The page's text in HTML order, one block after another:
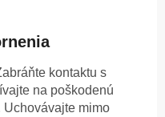
kontaktu s
na poškodenú
mimo